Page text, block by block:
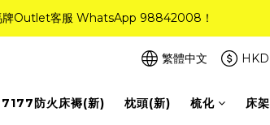
牌Outlet客服 WhatsApp 98842008！
牌Outlet客服 WhatsApp 98842008！
及 健康記憶床褥)＋送禮品＋免運費(只限標準尺寸)
繁體中文 HKD
防火床褥(新) 枕頭(新) 梳化 床架